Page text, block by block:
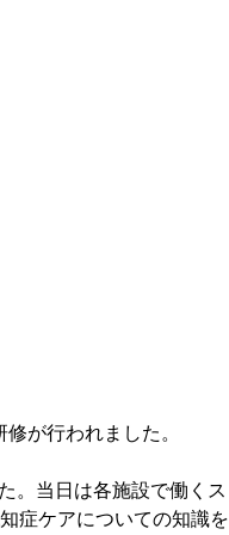
が行われました。
。当日は各施設で働くス
症ケアについての知識を